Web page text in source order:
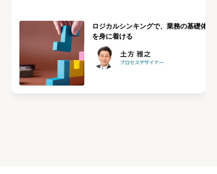
ロジカルシンキングで、業務の基礎体力
を身に着ける
土方 雅之
プロセスデザイナー